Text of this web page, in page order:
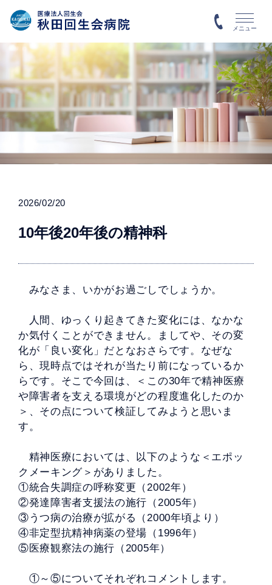
メニュー
2026/02/20
10年後20年後の精神科
みなさま、いかがお過ごしでしょうか。
人間、ゆっくり起きてきた変化には、なかな
か気付くことができません。ましてや、その変
化が「良い変化」だとなおさらです。なぜな
ら、現時点ではそれが当たり前になっているか
らです。そこで今回は、＜この30年で精神医療
や障害者を支える環境がどの程度進化したのか
＞、その点について検証してみようと思いま
す。
精神医療においては、以下のような＜エポッ
クメーキング＞がありました。
①統合失調症の呼称変更（2002年）
②発達障害者支援法の施行（2005年）
③うつ病の治療が拡がる（2000年頃より）
④非定型抗精神病薬の登場（1996年）
⑤医療観察法の施行（2005年）
①～⑤についてそれぞれコメントします。